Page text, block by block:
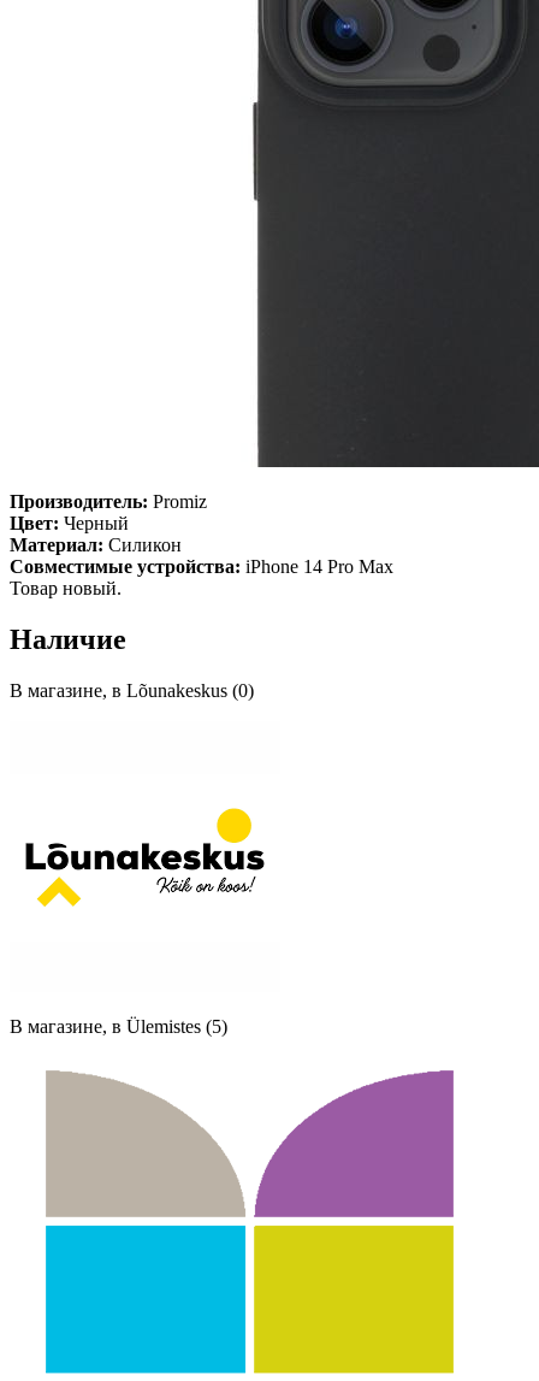
Производитель: Promiz
Цвет: Черный
Материал: Силикон
Совместимые устройства: iPhone 14 Pro Max
Товар новый.
Наличие
В магазине, в Lõunakeskus (0)
В магазине, в Ülemistes (5)